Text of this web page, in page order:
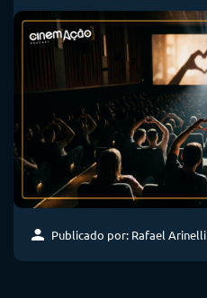
Publicado por: Rafael Arinelli